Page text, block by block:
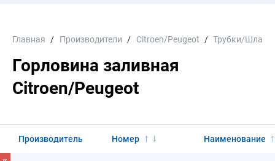
Главная Производители Citroen/Peugeot Трубки/
Горловина заливная
Citroen/Peugeot
Производитель Номер Наименование